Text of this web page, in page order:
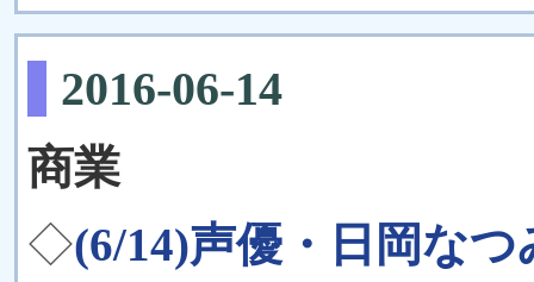
2016-06-14
商業
◇(6/14)声優・日岡な